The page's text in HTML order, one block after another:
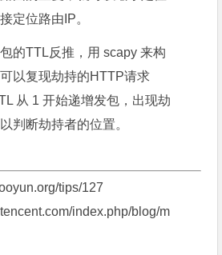
定位路由IP。
的TTL反推，用 scapy 来构
以复现劫持的HTTP请求
从 1 开始递增发包，出现劫
判断劫持者的位置。
tips/127
index.php/blog/m